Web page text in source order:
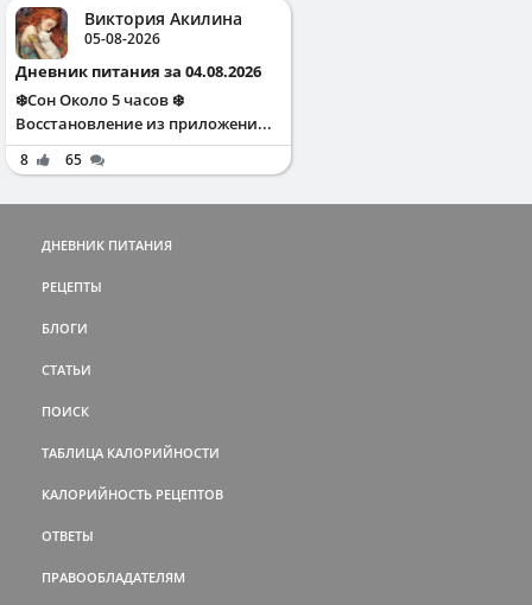
Виктория Акилина
05-08-2026
Дневник питания за 04.08.2026
❄️Сон Около 5 часов ❄️
Восстановление из приложени...
8 65
ДНЕВНИК ПИТАНИЯ
РЕЦЕПТЫ
БЛОГИ
СТАТЬИ
ПОИСК
ТАБЛИЦА КАЛОРИЙНОСТИ
КАЛОРИЙНОСТЬ РЕЦЕПТОВ
ОТВЕТЫ
ПРАВООБЛАДАТЕЛЯМ